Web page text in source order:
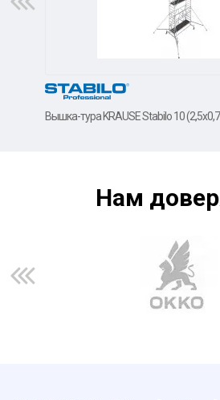
Вышка-тура KRAUSE Stabilo 10
Нам